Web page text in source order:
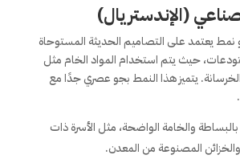
(الإندستريال)
نمط يعتمد على التصاميم الحديثة المستوحاة
حيث يتم استخدام المواد الخام مثل
يتميز هذا النمط بجو عصري جدًا مع
والخامة الواضحة، مثل الأسرة ذات
والخزائن المصنوعة من المعدن.